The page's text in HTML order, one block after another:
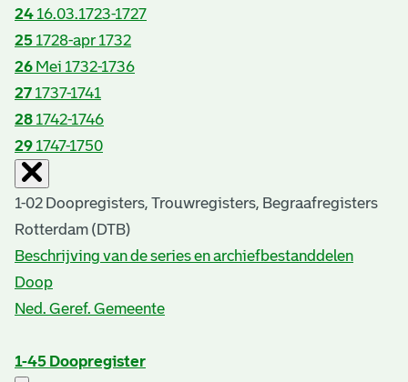
24 16.03.1723-1727
25 1728-apr 1732
26 Mei 1732-1736
27 1737-1741
28 1742-1746
29 1747-1750
1-02 Doopregisters, Trouwregisters, Begraafregisters
Rotterdam (DTB)
Beschrijving van de series en archiefbestanddelen
Doop
Ned. Geref. Gemeente
1-45 Doopregister